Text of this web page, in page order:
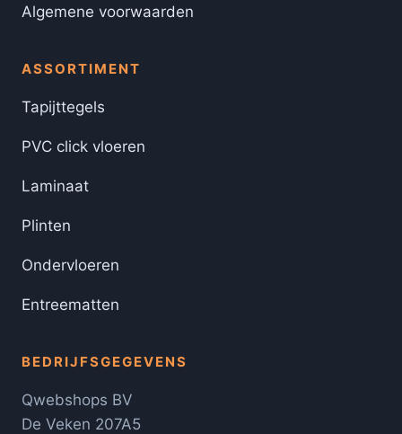
Algemene voorwaarden
ASSORTIMENT
Tapijttegels
PVC click vloeren
Laminaat
Plinten
Ondervloeren
Entreematten
BEDRIJFSGEGEVENS
Qwebshops BV
De Veken 207A5